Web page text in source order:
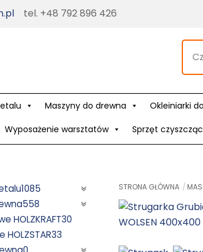
tel. +48 792 896 426
Maszyny do drewna Okleiniarki
Wyposażenie warsztatów
Sprzęt
STRONA GŁÓWNA
1085
558
HOLZKRAFT30
HOLZSTAR33